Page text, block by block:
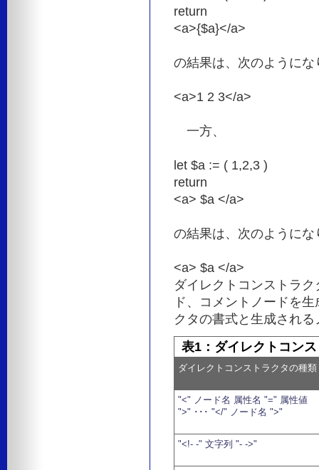
return
<a>{$a}</a>
の結果は、次のようにな
<a>1 2 3</a>
一方、
let $a := ( 1,2,3 )
return
<a> $a </a>
の結果は、次のようにな
<a> $a </a>
ダイレクトコンストラ
ド、コメントノードを
クタの書式と生成され
表1：ダイレクトコン
ダイレクトコンストラクタの種類
"<" ノード名 属性名 "=" 属性値
">" ･･･ "</" ノード名 ">"
"<!- -" 文字列 "- ->"